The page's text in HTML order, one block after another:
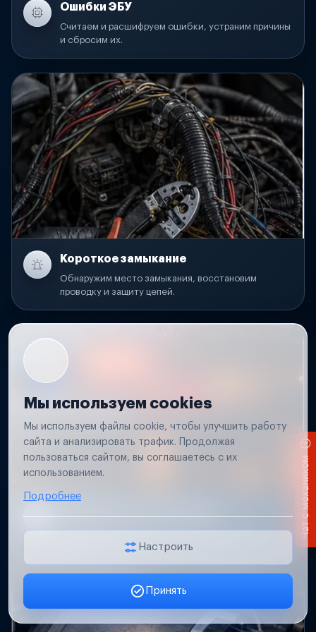
Ошибки ЭБУ
Считаем и расшифруем ошибки, устраним причины
и сбросим их.
Короткое замыкание
Обнаружим место замыкания, восстановим
проводку и защиту цепей.
Проверим проводку и разъемы, восстановим
освещение прицепа.
Мы используем cookies
Мы используем файлы cookie, чтобы улучшить работу
сайта и анализировать трафик. Продолжая
пользоваться сайтом, вы соглашаетесь с их
использованием.
Подробнее
Настроить
Принять
Заявка онлайн
Чат с механиком